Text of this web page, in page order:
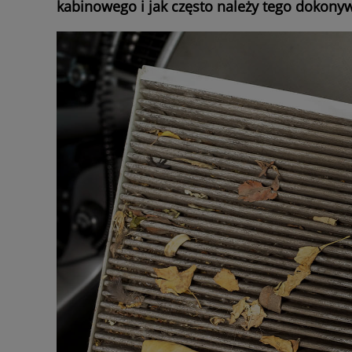
kabinowego i jak często należy tego